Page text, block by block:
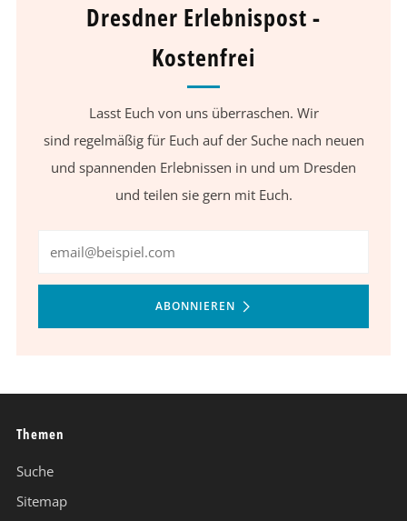
Dresdner Erlebnispost -
Kostenfrei
Lasst Euch von uns überraschen. Wir
sind regelmäßig für Euch auf der Suche nach neuen
und spannenden Erlebnissen in und um Dresden
und teilen sie gern mit Euch.
ABONNIEREN
Themen
Suche
Sitemap